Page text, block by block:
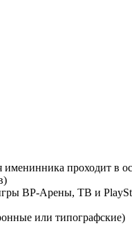
проходит в
ВР-Арены, ТВ и
или типографские)